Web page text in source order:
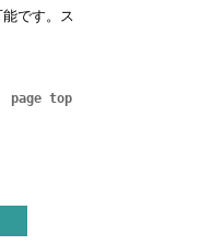
です。ス
page top